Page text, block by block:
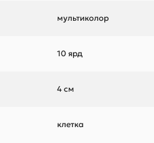
мультиколор
10 ярд
4 см
клетка